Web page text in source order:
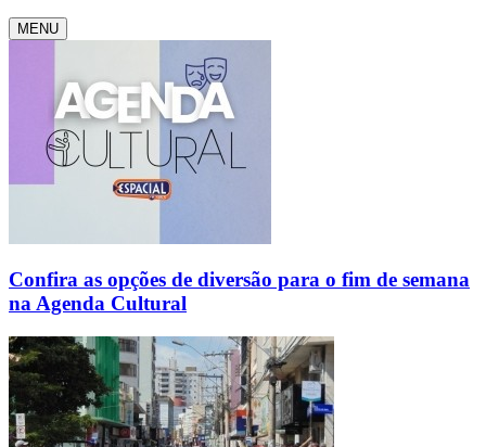
MENU
Confira as opções de diversão para o fim de semana
na Agenda Cultural